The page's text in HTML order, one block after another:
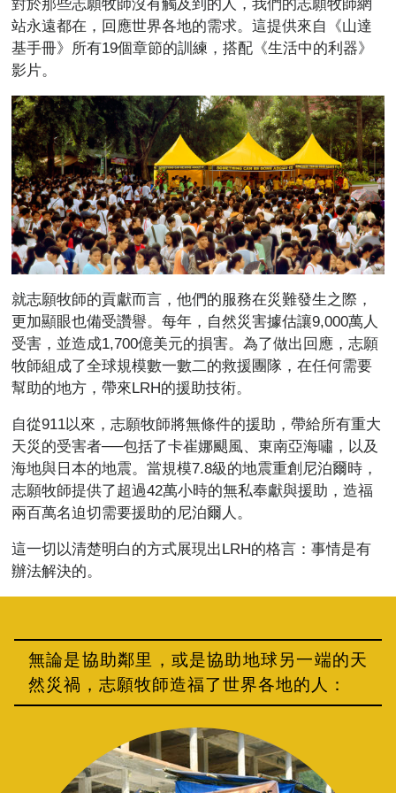
對於那些志願牧師沒有觸及到的人，我們的志願牧師網
站永遠都在，回應世界各地的需求。這提供來自《山達
基手冊》所有19個章節的訓練， 搭配《生活中的利器》
影片。
就志願牧師的貢獻而言，他們的服務在災難發生之際，
更加顯眼也備受讚譽。每年，自然災害據估讓9,000萬人
受害，並造成1,700億美元的損害。為了做出回應，志願
牧師組成了全球規模數一數二的救援團隊，在任何需要
幫助的地方，帶來LRH的援助技術。
自從911以來，志願牧師將無條件的援助，帶給所有重大
天災的受害者──包括了卡崔娜颶風、東南亞海嘯，以及
海地與日本的地震。當規模7.8級的地震重創尼泊爾時，
志願牧師提供了超過42萬小時的無私奉獻與援助，造福
兩百萬名迫切需要援助的尼泊爾人。
這一切以清楚明白的方式展現出LRH的格言：事情是有
辦法解決的。
無論是協助鄰里，或是協助地球另一端的天
然災禍，志願牧師造福了世界各地的人：